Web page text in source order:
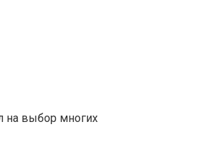
на выбор многих